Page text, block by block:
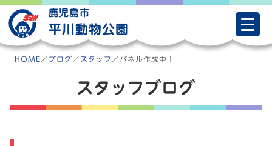
Skip
to
content
鹿児島市
平川動物公園
HOME ／ ブログ ／ スタッフ ／ パネル作成中！
スタッフブログ